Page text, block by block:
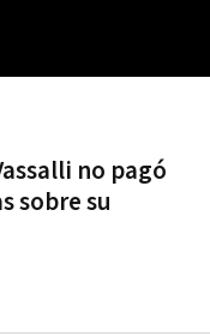
no pagó
sobre su